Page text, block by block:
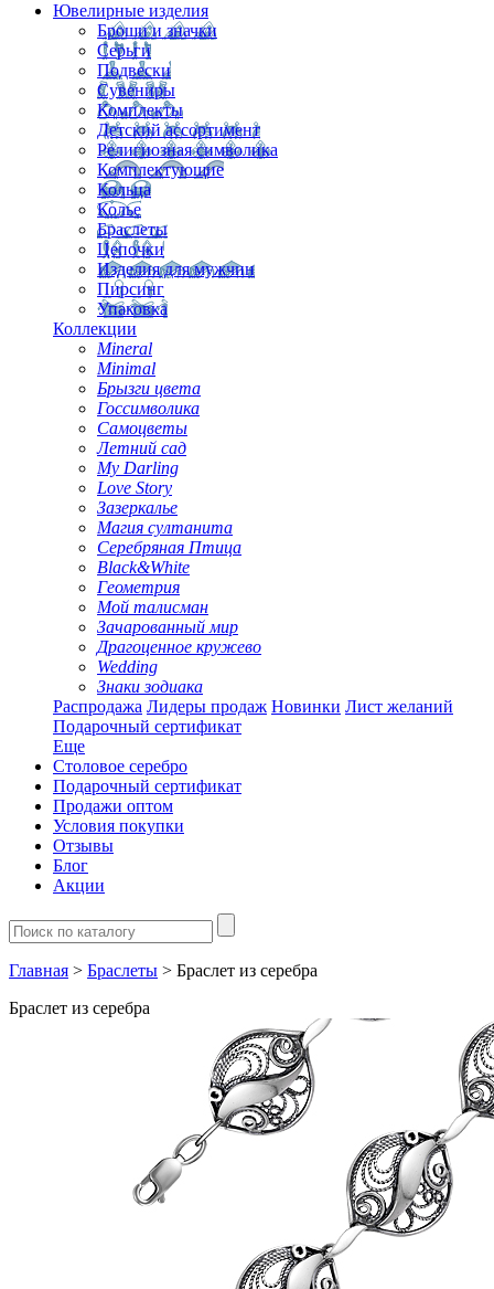
Ювелирные изделия
Броши и значки
Серьги
Подвески
Сувениры
Комплекты
Детский ассортимент
Религиозная символика
Комплектующие
Кольца
Колье
Браслеты
Цепочки
Изделия для мужчин
Пирсинг
Упаковка
Коллекции
Mineral
Minimal
Брызги цвета
Госсимволика
Самоцветы
Летний сад
My Darling
Love Story
Зазеркалье
Магия султанита
Серебряная Птица
Black&White
Геометрия
Мой талисман
Зачарованный мир
Драгоценное кружево
Wedding
Знаки зодиака
Распродажа Лидеры продаж Новинки Лист желаний
Подарочный сертификат
Еще
Столовое серебро
Подарочный сертификат
Продажи оптом
Условия покупки
Отзывы
Блог
Акции
Главная > Браслеты > Браслет из серебра
Браслет из серебра